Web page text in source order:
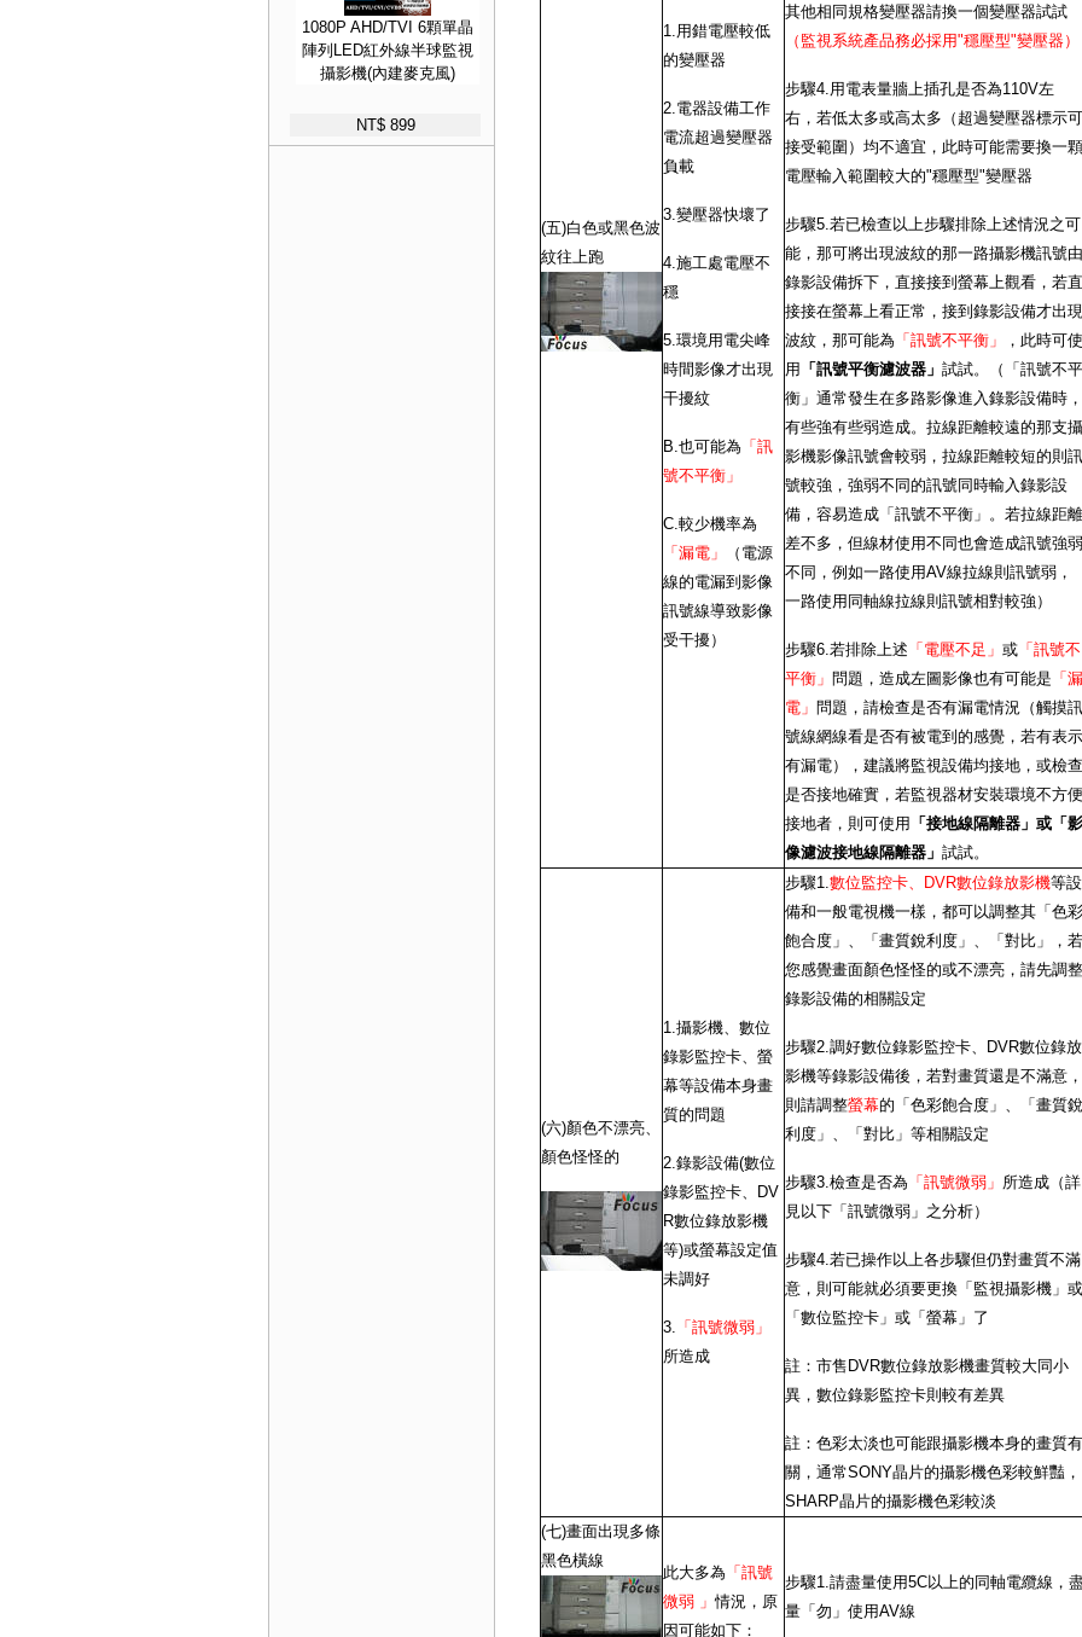
1080P AHD/TVI 6顆單晶
陣列LED紅外線半球監視
攝影機(內建麥克風)
NT$ 899
(五)白色或黑色波
紋往上跑
1.用錯電壓較低
的變壓器
2.電器設備工作
電流超過變壓器
負載
3.變壓器快壞了
4.施工處電壓不
穩
5.環境用電尖峰
時間影像才出現
干擾紋
B.也可能為 「訊
號不平衡」
C.較少機率為
「漏電」
（電源
線的電漏到影像
訊號線導致影像
受干擾）
其他相同規格變壓器請換一個變壓器試試
（監視系統產品務必採用"穩壓型"變壓器）
步驟4.用電表量牆上插孔是否為110V左
右，若低太多或高太多（超過變壓器標示可
接受範圍）均不適宜，此時可能需要換一顆
電壓輸入範圍較大的"穩壓型"變壓器
步驟5.若已檢查以上步驟排除上述情況之可
能，那可將出現波紋的那一路攝影機訊號由
錄影設備拆下，直接接到螢幕上觀看，若直
接接在螢幕上看正常，接到錄影設備才出現
波紋，那可能為 「訊號不平衡」
，此時可使
用 「訊號平衡濾波器」 試試。（「訊號不平
衡」通常發生在多路影像進入錄影設備時，
有些強有些弱造成。拉線距離較遠的那支攝
影機影像訊號會較弱，拉線距離較短的則訊
號較強，強弱不同的訊號同時輸入錄影設
備，容易造成「訊號不平衡」。若拉線距離
差不多，但線材使用不同也會造成訊號強弱
不同，例如一路使用AV線拉線則訊號弱，
一路使用同軸線拉線則訊號相對較強）
步驟6.若排除上述 「電壓不足」 或「訊號不
平衡」 問題，造成左圖影像也有可能是 「漏
電」 問題，請檢查是否有漏電情況（觸摸訊
號線網線看是否有被電到的感覺，若有表示
有漏電），建議將監視設備均接地，或檢查
是否接地確實，若監視器材安裝環境不方便
接地者，則可使用 「接地線隔離器」或「影
像濾波接地線隔離器」 試試。
(六)顏色不漂亮、
顏色怪怪的
1.攝影機、數位
錄影監控卡、螢
幕等設備本身畫
質的問題
2.錄影設備(數位
錄影監控卡、DV
R數位錄放影機
等)或螢幕設定值
未調好
3.
「訊號微弱」
所造成
步驟1. 數位監控卡、DVR數位錄放影機等設
備和一般電視機一樣，都可以調整其「色彩
飽合度」、「畫質銳利度」、「對比」，若
您感覺畫面顏色怪怪的或不漂亮，請先調整
錄影設備的相關設定
步驟2.調好數位錄影監控卡、DVR數位錄放
影機等錄影設備後，若對畫質還是不滿意，
則請調整螢幕的「色彩飽合度」、「畫質銳
利度」、「對比」等相關設定
步驟3.檢查是否為 「訊號微弱」 所造成（詳
見以下「訊號微弱」之分析）
步驟4.若已操作以上各步驟但仍對畫質不滿
意，則可能就必須要更換「監視攝影機」或
「數位監控卡」或「螢幕」了
註：市售DVR數位錄放影機畫質較大同小
異，數位錄影監控卡則較有差異
註：色彩太淡也可能跟攝影機本身的畫質有
關，通常SONY晶片的攝影機色彩較鮮豔，
SHARP晶片的攝影機色彩較淡
(七)畫面出現多條
黑色橫線
此大多為 「訊號
微弱 」情況，原
因可能如下：
步驟1.請盡量使用5C以上的同軸電纜線，
量「勿」使用AV線